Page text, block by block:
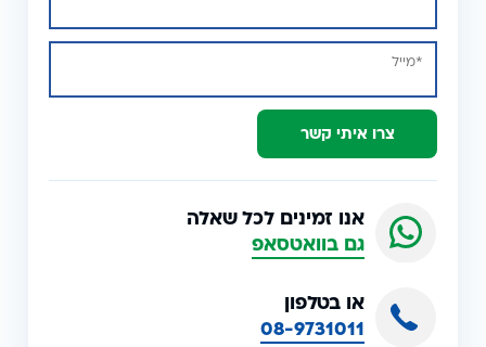
צרו איתי קשר
אנו זמינים לכל שאלה
גם בוואטסאפ
או בטלפון
08-9731011